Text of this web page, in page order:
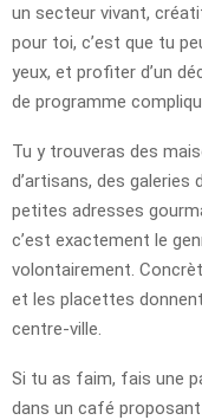
un secteur vivant,
pour toi, c’est que tu
yeux, et profiter d’un
de programme
Tu y trouveras des
d’artisans, des galeries
petites adresses
c’est exactement le
volontairement.
et les placettes
centre-ville.
Si tu as faim, fais une
dans un café